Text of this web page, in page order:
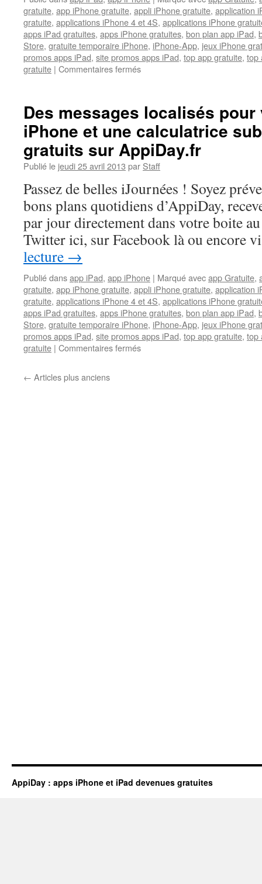
gratuite, app iPhone gratuite, appli iPhone gratuite, application
gratuite, applications iPhone 4 et 4S, applications iPhone
apps iPad gratuites, apps iPhone gratuites, bon plan app iPad,
Store, gratuite temporaire iPhone, iPhone-App, jeux iPhone
promos apps iPad, site promos apps iPad, top app gratuite, top
gratuite | Commentaires ferméssur
pratique
et
un
gestionnaire
de
fichiers
confidentiels
,
pour
iPhone
et
iPad,
sur
AppiDay.fr
Des messages localisés
iPhone et une calculatrice
gratuits sur AppiDay.fr
Publié le jeudi 25 avril 2013 par Staff
Passez de belles iJournées ! Soyez
bons plans quotidiens d’AppiDay,
par jour directement dans votre boite
Twitter ici, sur Facebook là ou encore
lecture →
Publié dansapp iPad, app iPhone | Marqué avecapp Gratuite,
gratuite, app iPhone gratuite, appli iPhone gratuite, application
gratuite, applications iPhone 4 et 4S, applications iPhone
apps iPad gratuites, apps iPhone gratuites, bon plan app iPad,
Store, gratuite temporaire iPhone, iPhone-App, jeux iPhone
promos apps iPad, site promos apps iPad, top app gratuite, top
gratuite | Commentaires ferméssur
← Articles plus anciens
AppiDay : apps iPhone et iPad devenues gratuites